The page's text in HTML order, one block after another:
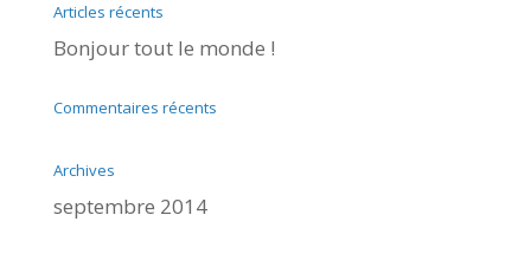
Articles récents
Bonjour tout le monde !
Commentaires récents
Archives
septembre 2014